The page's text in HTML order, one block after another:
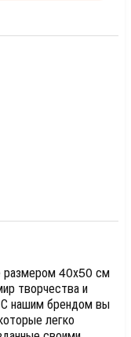
размером 40х50 см
творчества и
С нашим брендом вы
легко